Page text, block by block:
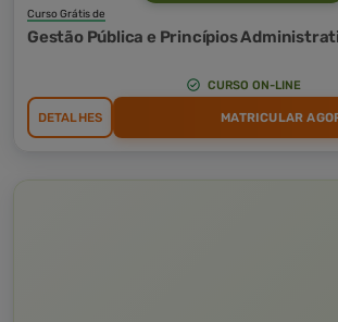
Curso Grátis de
Gestão Pública e Princípios
CURSO ON-LINE
DETALHES MATRICULAR